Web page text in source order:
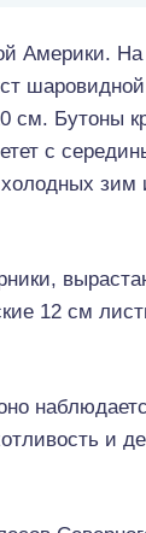
Америки.
см. Бутоны
с
зим
12 см
и